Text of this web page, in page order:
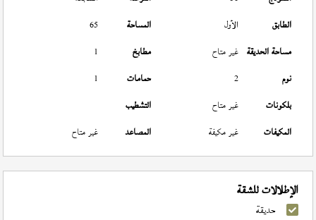
الطابق
الأول المساحة
65
مساحة الحديقة غير متاح مطابخ
1
نوم
2 حمامات
1
بلكونات
غير متاح
التشطيب
المكيفات
غير مكيفة المصاعد غير متاح
الإطلالات للشقة
حديقة